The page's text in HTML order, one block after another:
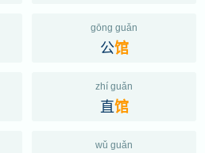
gōng guǎn
公馆
zhí guǎn
直馆
wǔ guǎn